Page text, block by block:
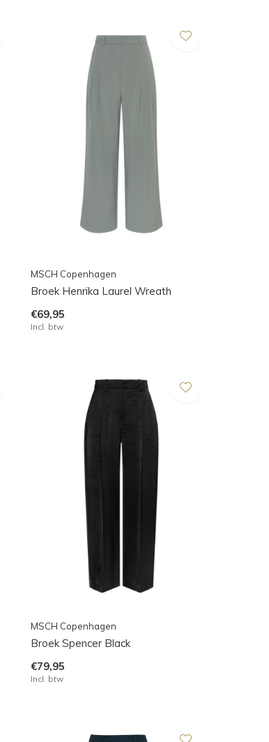
MSCH Copenhagen
Broek Henrika Laurel Wreath
€69,95
Incl. btw
MSCH Copenhagen
Broek Spencer Black
€79,95
Incl. btw